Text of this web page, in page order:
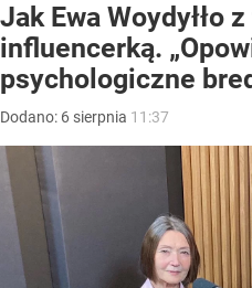
Jak Ewa Woydyłło
influencerką.
psychologiczne
Dodano: 6 sierpnia 11:37